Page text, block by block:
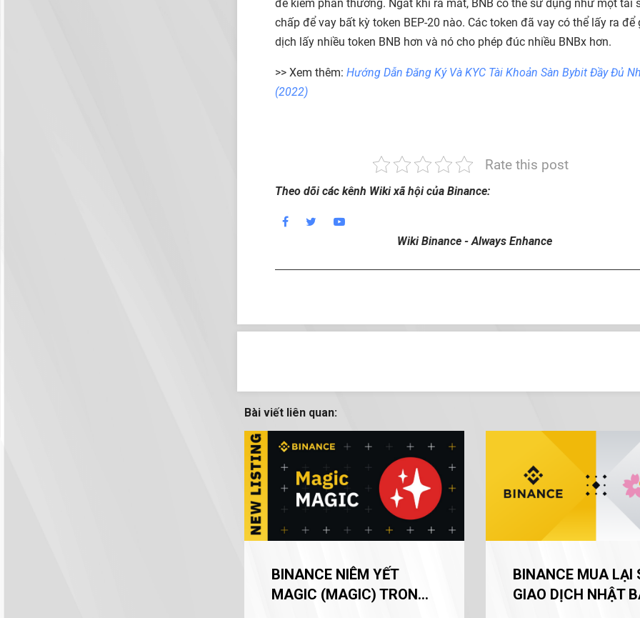
để kiếm phần thưởng. Ngat khi ra mắt, BNB có thể sử dụng như một tài
chấp để vay bất kỳ token BEP-20 nào. Các token đã vay có thể lấy ra để
dịch lấy nhiều token BNB hơn và nó cho phép đúc nhiều BNBx hơn.
>> Xem thêm: Hướng Dẫn Đăng Ký Và KYC Tài Khoản Sàn Bybit Đầy Đủ
(2022)
Rate this post
Theo dõi các kênh Wiki xã hội của Binance:
Wiki Binance - Always Enhance
Bài viết liên quan:
BINANCE NIÊM YẾT
MAGIC (MAGIC) TRONG
BINANCE MUA LẠI
GIAO DỊCH NHẬT